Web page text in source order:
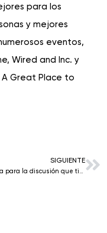
para los
y mejores
eventos,
Wired and Inc. y
Great Place to
SIGUIENTE
Una guía para la discusión que tienes miedo de tener ahora.